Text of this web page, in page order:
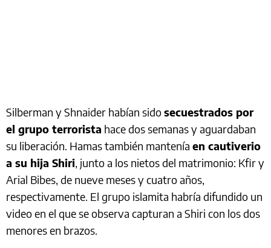
Silberman y Shnaider habían sidosecuestrados por
el grupo terrorista hace dos semanas y aguardaban
su liberación. Hamas también mantenía en cautiverio
a su hija Shiri, junto a los nietos del matrimonio: Kfir y
Arial Bibes, de nueve meses y cuatro años,
respectivamente. El grupo islamita habría difundido un
video en el que se observa capturan a Shiri con los dos
menores en brazos.